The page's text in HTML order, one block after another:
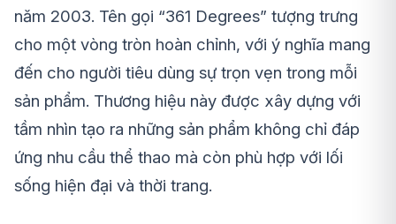
năm 2003. Tên gọi “361 Degrees” tượng trưng
cho một vòng tròn hoàn chỉnh, với ý nghĩa mang
đến cho người tiêu dùng sự trọn vẹn trong mỗi
sản phẩm. Thương hiệu này được xây dựng với
tầm nhìn tạo ra những sản phẩm không chỉ đáp
ứng nhu cầu thể thao mà còn phù hợp với lối
sống hiện đại và thời trang.